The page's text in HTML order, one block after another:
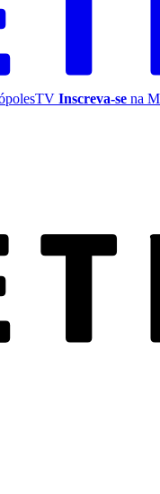
Inscreva-se na